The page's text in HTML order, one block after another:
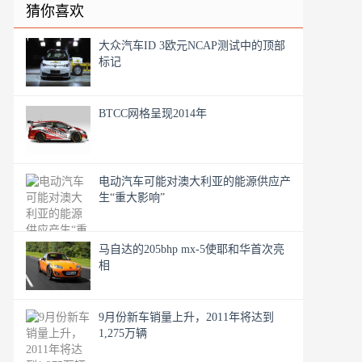
猜你喜欢
大众汽车ID 3欧元NCAP测试中的顶部
标记
BTCC网格呈现2014年
电动汽车可能对澳大利亚的能源供应产
生“重大影响”
马自达的205bhp mx-5使耶和华首次亮
相
9月份新车销量上升，2011年将达到
1,275万辆